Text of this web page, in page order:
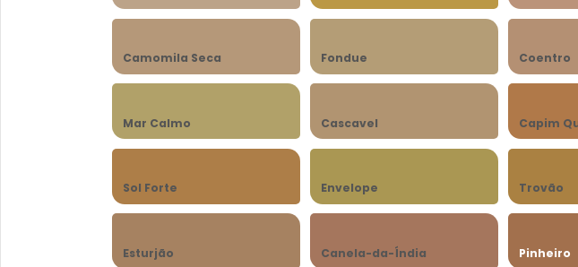
Camomila Seca Fondue Coentro
Mar Calmo Cascavel Capim
Sol Forte Envelope Trovão
Esturjão Canela-da-Índia Pinheiro